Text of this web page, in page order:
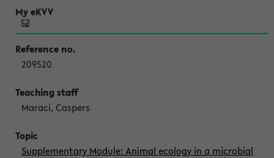
209520
Maraci, Caspers
Supplementary Module: Animal ecology in a microbial